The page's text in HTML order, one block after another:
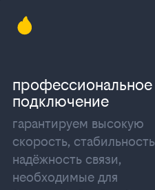
профессиональное
подключение
гарантируем высокую
скорость,
надёжность связи,
необходимые для